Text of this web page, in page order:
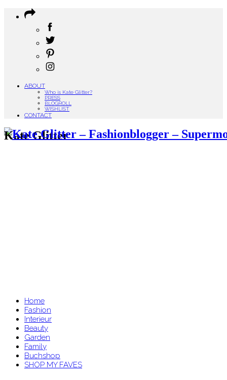
ABOUT
Who is Kate Glitter?
PRESS
BLOGROLL
WISHLIST
CONTACT
Kate Glitter
Home
Fashion
Interieur
Beauty
Garden
Family
Buchshop
SHOP MY FAVES